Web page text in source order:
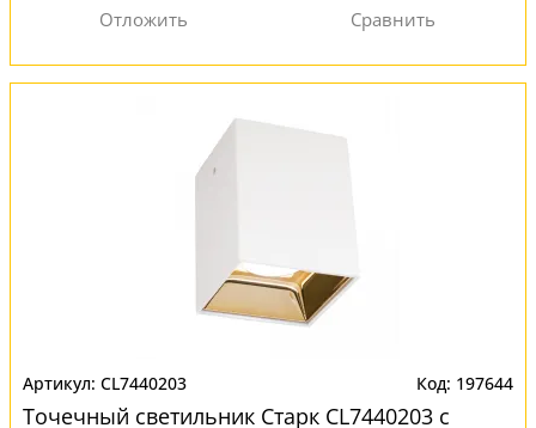
CL7440203 197644
Точечный светильник Старк CL7440203 с